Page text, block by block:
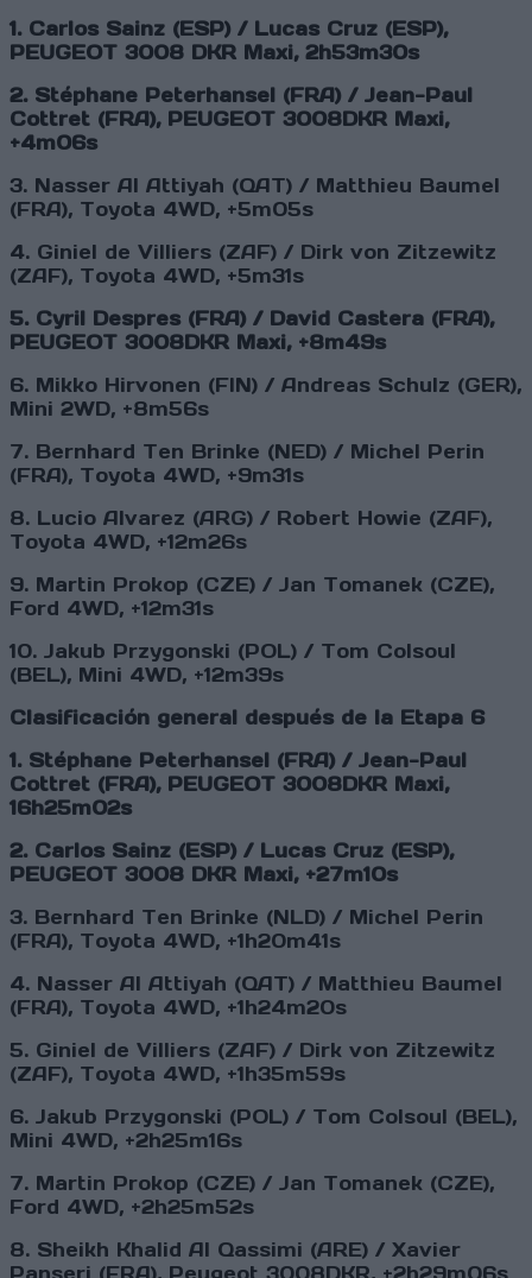
1. Carlos Sainz (ESP) / Lucas Cruz (ESP),
PEUGEOT 3008 DKR Maxi, 2h53m30s
2. Stéphane Peterhansel (FRA) / Jean-Paul
Cottret (FRA), PEUGEOT 3008DKR Maxi,
+4m06s
3. Nasser Al Attiyah (QAT) / Matthieu Baumel
(FRA), Toyota 4WD, +5m05s
4. Giniel de Villiers (ZAF) / Dirk von Zitzewitz
(ZAF), Toyota 4WD, +5m31s
5. Cyril Despres (FRA) / David Castera (FRA),
PEUGEOT 3008DKR Maxi, +8m49s
6. Mikko Hirvonen (FIN) / Andreas Schulz (GER),
Mini 2WD, +8m56s
7. Bernhard Ten Brinke (NED) / Michel Perin
(FRA), Toyota 4WD, +9m31s
8. Lucio Alvarez (ARG) / Robert Howie (ZAF),
Toyota 4WD, +12m26s
9. Martin Prokop (CZE) / Jan Tomanek (CZE),
Ford 4WD, +12m31s
10. Jakub Przygonski (POL) / Tom Colsoul
(BEL), Mini 4WD, +12m39s
Clasificación general después de la Etapa 6
1. Stéphane Peterhansel (FRA) / Jean-Paul
Cottret (FRA), PEUGEOT 3008DKR Maxi,
16h25m02s
2. Carlos Sainz (ESP) / Lucas Cruz (ESP),
PEUGEOT 3008 DKR Maxi, +27m10s
3. Bernhard Ten Brinke (NLD) / Michel Perin
(FRA), Toyota 4WD, +1h20m41s
4. Nasser Al Attiyah (QAT) / Matthieu Baumel
(FRA), Toyota 4WD, +1h24m20s
5. Giniel de Villiers (ZAF) / Dirk von Zitzewitz
(ZAF), Toyota 4WD, +1h35m59s
6. Jakub Przygonski (POL) / Tom Colsoul (BEL),
Mini 4WD, +2h25m16s
7. Martin Prokop (CZE) / Jan Tomanek (CZE),
Ford 4WD, +2h25m52s
8. Sheikh Khalid Al Qassimi (ARE) / Xavier